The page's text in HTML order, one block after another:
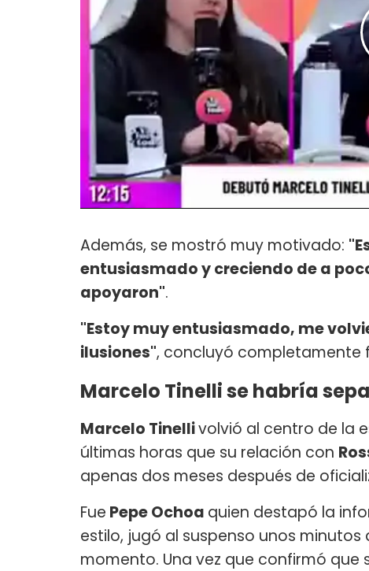
Además, se mostró muy motivado:
entusiasmado y creciendo de a
apoyaron".
"Estoy muy entusiasmado, me
ilusiones", concluyó completamente
Marcelo Tinelli se habría
Marcelo Tinellivolvió al centro de la
últimas horas que su relación con
apenas dos meses después de
Fue Pepe Ochoa quien destapó la
estilo, jugó al suspenso unos
momento. Una vez que confirmó que